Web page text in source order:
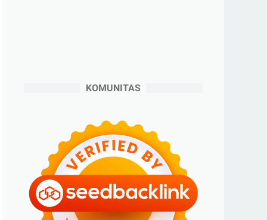
(2)
Maret 2024(2)
►
Februari 2024(6)
►Januari 2024(2)
►2023(70)
►Desember 2023(5)
KOMUNITAS